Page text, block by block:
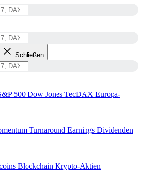
Schließen
500 Dow Jones TecDAX Europa-
Turnaround Earnings Dividenden
Blockchain Krypto-Aktien